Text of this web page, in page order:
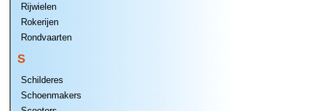
Rijwielen
Rokerijen
Rondvaarten
S
Schilderes
Schoenmakers